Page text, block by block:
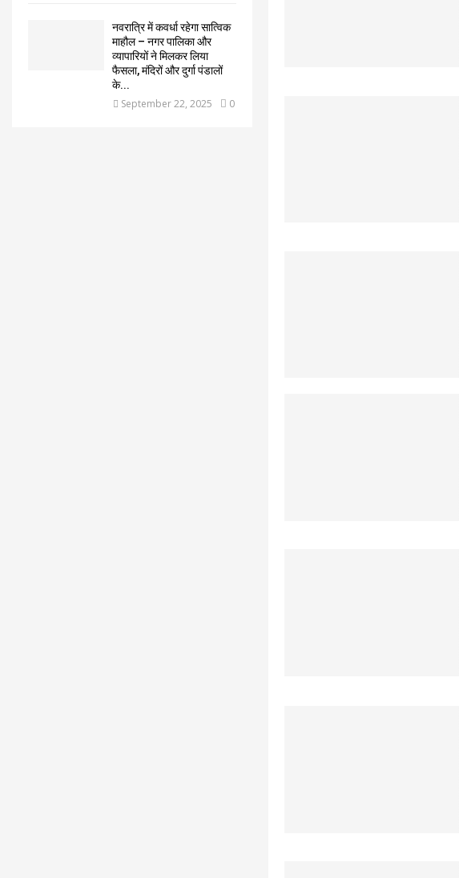
नवरात्रि में कवर्धा रहेगा सात्विक
माहौल – नगर पालिका और
व्यापारियों ने मिलकर लिया
फैसला, मंदिरों और दुर्गा पंडालों
के...
September 22, 2025 0